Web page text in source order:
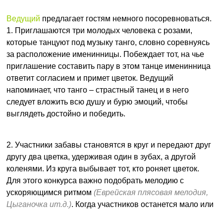
Ведущий предлагает гостям немного посоревноваться.
1. Приглашаются три молодых человека с розами,
которые танцуют под музыку танго, словно соревнуясь
за расположение именинницы. Побеждает тот, на чье
приглашение составить пару в этом танце именинница
ответит согласием и примет цветок. Ведущий
напоминает, что танго – страстный танец и в него
следует вложить всю душу и бурю эмоций, чтобы
выглядеть достойно и победить.
2. Участники забавы становятся в круг и передают друг
другу два цветка, удерживая один в зубах, а другой
коленями. Из круга выбывает тот, кто роняет цветок.
Для этого конкурса важно подобрать мелодию с
ускоряющимся ритмом(Еврейская плясовая мелодия,
Цыганочка ит.д.). Когда участников останется мало или